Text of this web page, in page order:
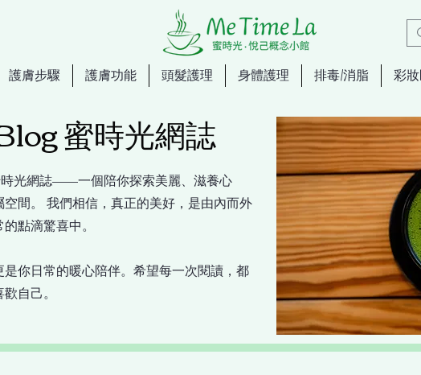
護膚步驟 護膚功能 頭髮護理 身體護理 排毒/消脂 彩
時光網誌——一個陪你探索美麗、滋養心
間。 我們相信，真正的美好，是由內而外
點滴驚喜中。
你日常的暖心陪伴。希望每一次閱讀，都
自己。
蜜時光網誌